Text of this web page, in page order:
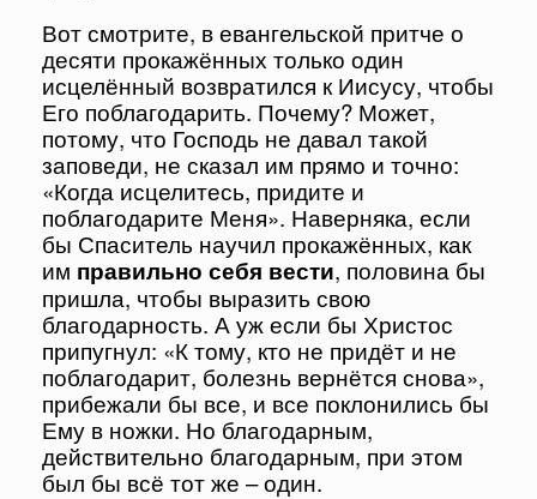
Вот смотрите, в евангельской притче о
десяти прокажённых только один
исцелённый возвратился к Иисусу, чтобы
Его поблагодарить. Почему? Может,
потому, что Господь не давал такой
заповеди, не сказал им прямо и точно:
«Когда исцелитесь, придите и
поблагодарите Меня». Наверняка, если
бы Спаситель научил прокажённых, как
им правильно себя вести, половина бы
пришла, чтобы выразить свою
благодарность. А уж если бы Христос
припугнул: «К тому, кто не придёт и не
поблагодарит, болезнь вернётся снова»,
прибежали бы все, и все поклонились бы
Ему в ножки. Но благодарным,
действительно благодарным, при этом
был бы всё тот же – один.